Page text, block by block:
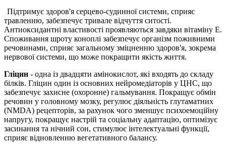
Підтримує здоров'я серцево-судинної системи, сприяє
травленню, забезпечує тривале відчуття ситості.
Антиоксидантні властивості проявляються завдяки вітаміну Е.
Споживання шроту коноплі забезпечує організм поживними
речовинами, сприяє загальному зміцненню здоров'я, зокрема
нервової системи, що може покращити якість життя.
Гліцин - одна із двадцяти амінокислот, які входять до складу
білків. Гліцин один із основних нейромедіаторів у ЦНС, що
забезпечує захисне (охоронне) гальмування. Покращує обмін
речовин у головному мозку, регулює діяльність глутаматних
(NMDA) рецепторів, за рахунок чого зменшує психоемоційну
напругу, покращує настрій та соціальну адаптацію, оптимізує
засинання та нічний сон, стимулює інтелектуальні функції,
сприяє відновленню вегетативного балансу.